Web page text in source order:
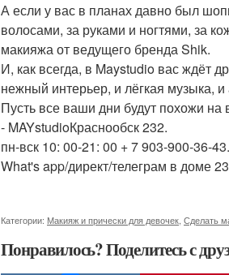
А если у вас в планах давно был
волосами, за руками и ногтями, за
макияжа от ведущего бренда Shik.
И, как всегда, в Maystudio вас ждёт
нежный интерьер, и лёгкая музыка,
Пусть все ваши дни будут похожи
- MAYstudioКраснообск 232.
пн-вск 10: 00-21: 00 + 7 903-900-36-43.
What's app/директ/телеграм в доме
Категории: Макияж и прически для девочек Сделать
Понравилось? Поделитесь с